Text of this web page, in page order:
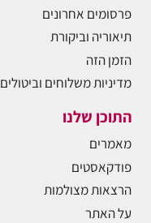
פרסומים אחרונים
תיאוריה וביקורת
הזמן הזה
מדיניות משלוחים וביטולים
התוכן שלנו
מאמרים
פודקאסטים
הרצאות מצולמות
על האתר